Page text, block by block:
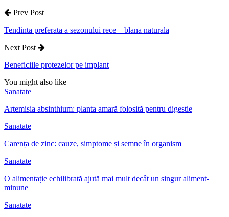
Prev Post
Tendinta preferata a sezonului rece – blana naturala
Next Post
Beneficiile protezelor pe implant
You might also like
Sanatate
Artemisia absinthium: planta amară folosită pentru digestie
Sanatate
Carența de zinc: cauze, simptome și semne în organism
Sanatate
O alimentație echilibrată ajută mai mult decât un singur aliment-
minune
Sanatate